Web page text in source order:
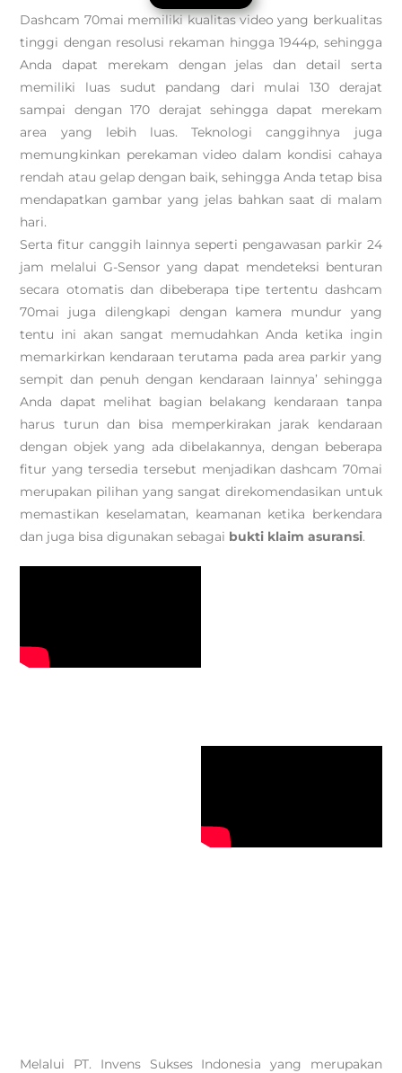
Dashcam 70mai memiliki kualitas video yang berkualitas
tinggi dengan resolusi rekaman hingga 1944p, sehingga
Anda dapat merekam dengan jelas dan detail serta
memiliki luas sudut pandang dari mulai 130 derajat
sampai dengan 170 derajat sehingga dapat merekam
area yang lebih luas. Teknologi canggihnya juga
memungkinkan perekaman video dalam kondisi cahaya
rendah atau gelap dengan baik, sehingga Anda tetap bisa
mendapatkan gambar yang jelas bahkan saat di malam
hari.
Serta fitur canggih lainnya seperti pengawasan parkir 24
jam melalui G-Sensor yang dapat mendeteksi benturan
secara otomatis dan dibeberapa tipe tertentu dashcam
70mai juga dilengkapi dengan kamera mundur yang
tentu ini akan sangat memudahkan Anda ketika ingin
memarkirkan kendaraan terutama pada area parkir yang
sempit dan penuh dengan kendaraan lainnya’ sehingga
Anda dapat melihat bagian belakang kendaraan tanpa
harus turun dan bisa memperkirakan jarak kendaraan
dengan objek yang ada dibelakannya, dengan beberapa
fitur yang tersedia tersebut menjadikan dashcam 70mai
merupakan pilihan yang sangat direkomendasikan untuk
memastikan keselamatan, keamanan ketika berkendara
dan juga bisa digunakan sebagai bukti klaim asuransi.
Melalui PT. Invens Sukses Indonesia yang merupakan